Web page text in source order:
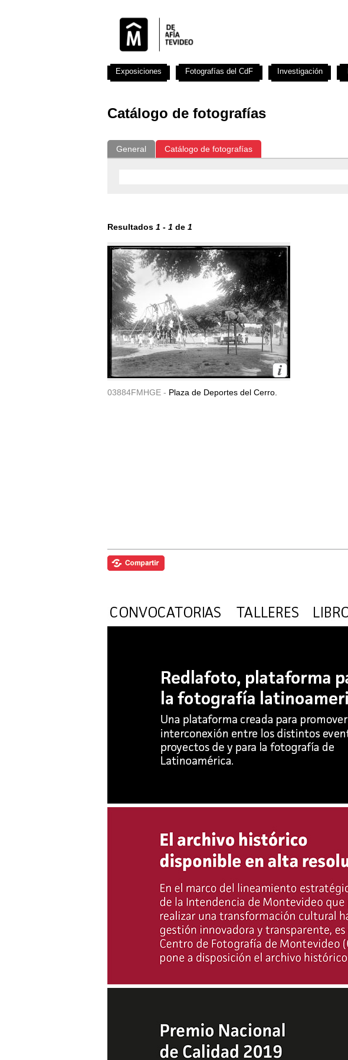
Catálogo de fotografías
General Catálogo de fotografías
Resultados 1 - 1 de 1
03884FMHGE - Plaza de Deportes del Cerro.
Exposiciones Fotografías del CdF Investigación